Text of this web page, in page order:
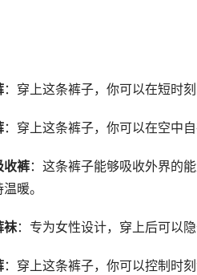
：穿上这条裤子，你可以在短时
：穿上这条裤子，你可以在空中
收裤：这条裤子能够吸收外界的
暖。
袜：专为女性设计，穿上后可以
：穿上这条裤子，你可以控制时